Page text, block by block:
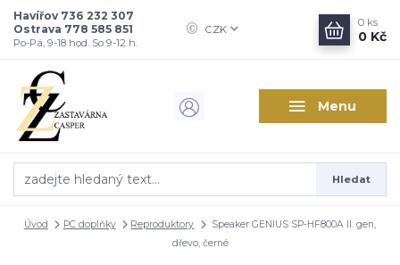
Menu
CZK
Hledat
Havířov 736 232 307
Ostrava 778 585 851
Po-Pá, 9-18 hod. So 9-12 h.
0 ks
0 Kč
Úvod PC doplňky Reproduktory
Speaker GENIUS SP-HF800A II. gen,
dřevo, černé